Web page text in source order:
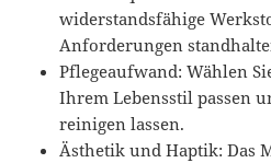
widerstandsfähige
Anforderungen
Pflegeaufwand: Wählen
Ihrem Lebensstil passen
reinigen lassen.
Ästhetik und Haptik: Das